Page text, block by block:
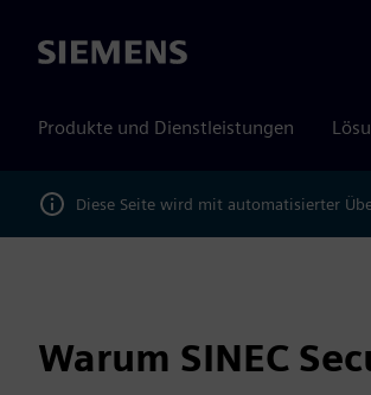
Siemens
Produkte und Dienstleistungen
Diese Seite wird mit automatisierter
Warum SINEC